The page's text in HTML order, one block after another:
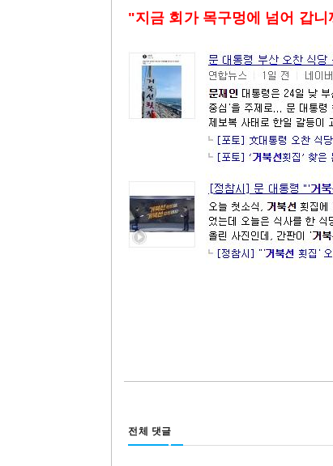
"지금 회가 목구멍에 넘어 갑니
전체 댓글